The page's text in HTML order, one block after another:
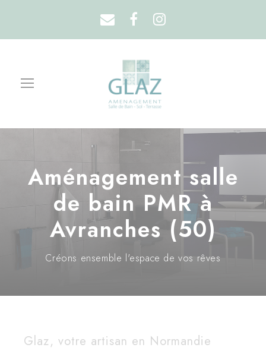
Aménagement salle
de bain PMR à
Avranches (50)
Créons ensemble l'espace de vos rêves
Glaz, votre artisan en Normandie